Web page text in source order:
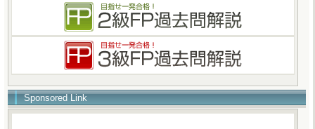
Sponsored Link